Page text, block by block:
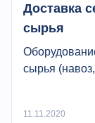
Доставка
сырья
сырья
11.11.2020